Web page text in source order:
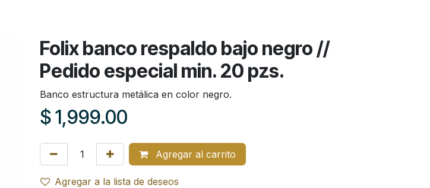
Folix banco respaldo bajo negro //
Pedido especial min. 20 pzs.
Banco estructura metálica en color negro.
$1,999.00
Agregar al carrito
Agregar a la lista de deseos